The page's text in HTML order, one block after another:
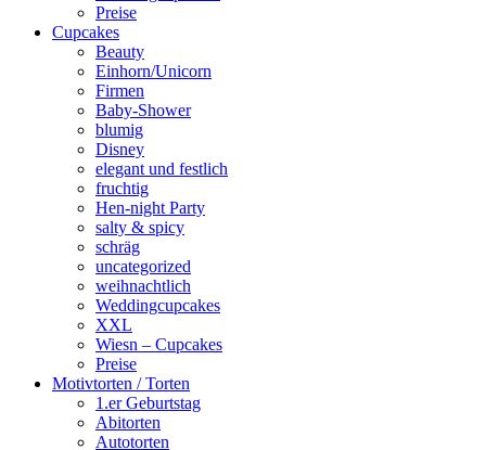
Preise
Cupcakes
Beauty
Einhorn/Unicorn
Firmen
Baby-Shower
blumig
Disney
elegant und festlich
fruchtig
Hen-night Party
salty & spicy
schräg
uncategorized
weihnachtlich
Weddingcupcakes
XXL
Wiesn – Cupcakes
Preise
Motivtorten / Torten
1.er Geburtstag
Abitorten
Autotorten